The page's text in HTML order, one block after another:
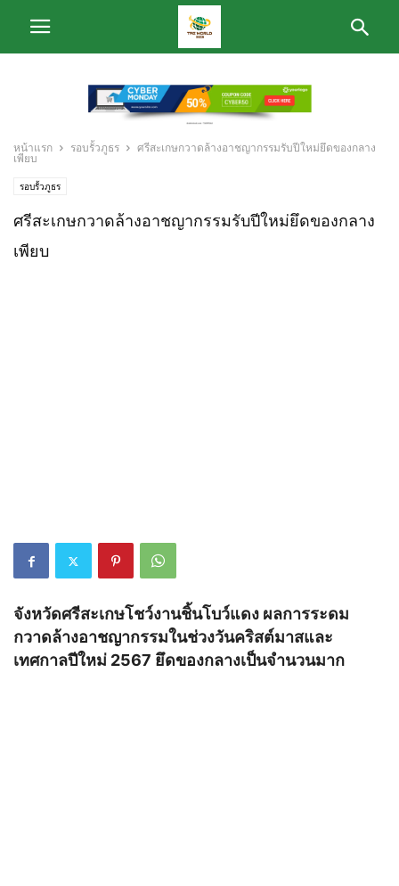
หน้าแรก รอบรั้วภูธร
ศรีสะเกษกวาดล้างอาชญากรรมรับปีใหม่ยึดของกลาง
เพียบ
รอบรั้วภูธร
ศรีสะเกษกวาดล้างอาชญากรรมรับปีใหม่ยึดของกลาง
เพียบ
จังหวัดศรีสะเกษโชว์งานชิ้นโบว์แดง ผลการระดม
กวาดล้างอาชญากรรมในช่วงวันคริสต์มาสและ
เทศกาลปีใหม่ 2567 ยึดของกลางเป็นจำนวนมาก